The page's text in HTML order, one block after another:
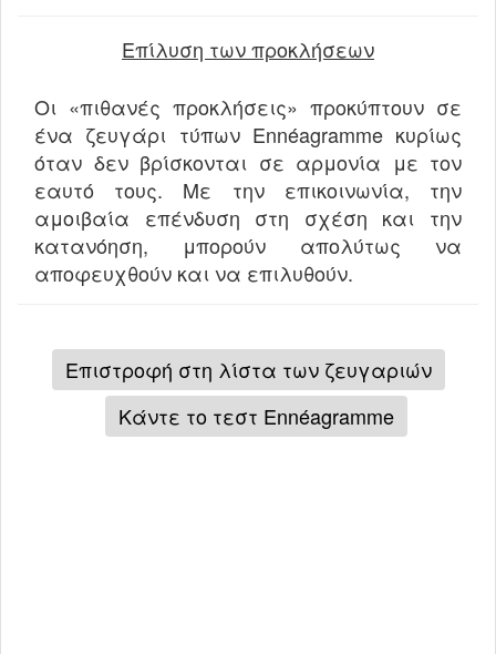
Επίλυση των προκλήσεων
Οι «πιθανές προκλήσεις» προκύπτουν σε
ένα ζευγάρι τύπων Ennéagramme κυρίως
όταν δεν βρίσκονται σε αρμονία με τον
εαυτό τους. Με την επικοινωνία, την
αμοιβαία επένδυση στη σχέση και την
κατανόηση, μπορούν απολύτως να
αποφευχθούν και να επιλυθούν.
Επιστροφή στη λίστα των ζευγαριών
Κάντε το τεστ Ennéagramme